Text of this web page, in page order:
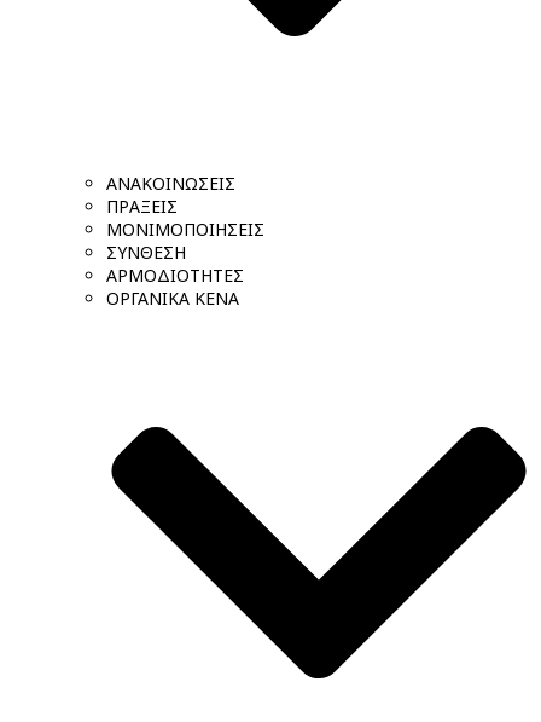
ΑΝΑΚΟΙΝΩΣΕΙΣ
ΠΡΑΞΕΙΣ
ΜΟΝΙΜΟΠΟΙΗΣΕΙΣ
ΣΥΝΘΕΣΗ
ΑΡΜΟΔΙΟΤΗΤΕΣ
ΟΡΓΑΝΙΚΑ ΚΕΝΑ